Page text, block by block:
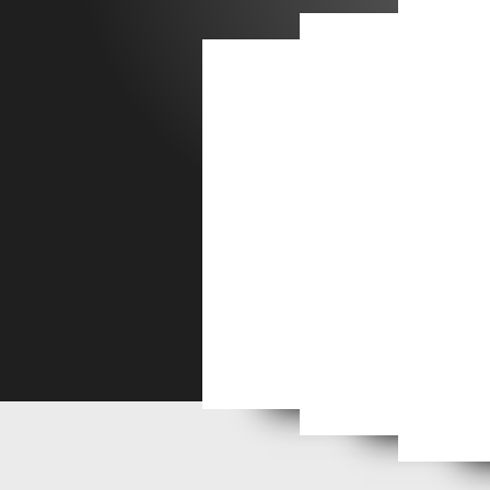
Inspirations
PETIT DELIRES Y & C by